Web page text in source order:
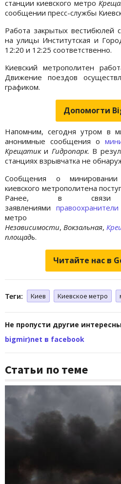
станции киевского метро
сообщении пресс-службы
Работа закрытых
на улицы Институтская и
12:20 и 12:25 соответственно.
Киевский метрополитен
Движение поездов
графиком.
Допомогти
Напомним, сегодня утром в
анонимные сообщения о
Крещатики Гидропарк. В
станциях взрывчатка не
Сообщения о минировании
киевского метрополитена
Ранее, в связи
заявлениями
Независимости, Вокзальная,
площадь.
Читайте нас в
Теги: Киев Киевское метро
Не пропусти другие
bigmir)net в facebook
Статьи по теме